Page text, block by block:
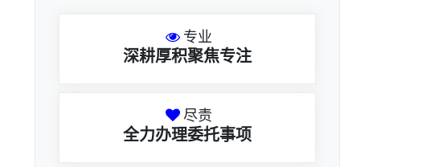
专业
深耕厚积聚焦专注
尽责
全力办理委托事项